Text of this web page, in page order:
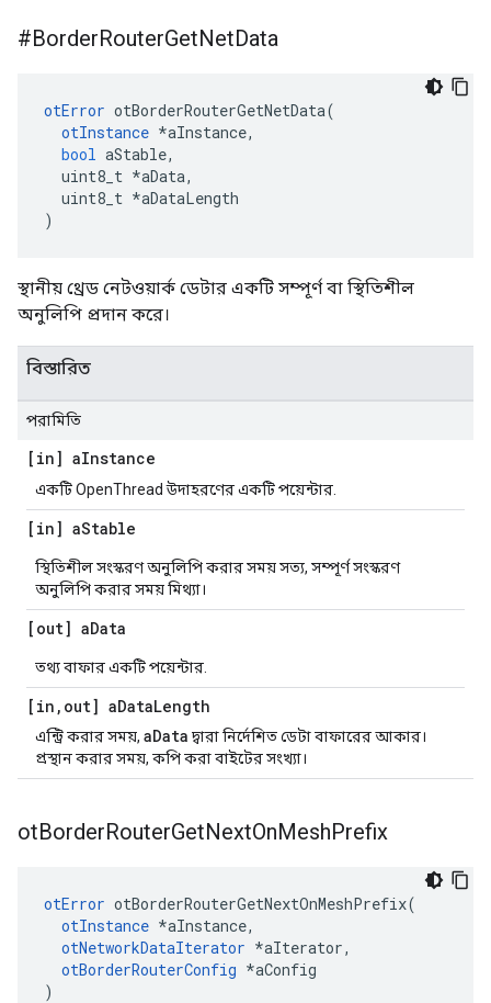
#BorderRouterGetNetData
otError otBorderRouterGetNetData(
otInstance *aInstance,
bool aStable,
uint8_t *aData,
uint8_t *aDataLength
)
স্থানীয় থ্রেড নেটওয়ার্ক ডেটার একটি সম্পূর্ণ বা স্থিতিশীল
অনুলিপি প্রদান করে।
বিস্তারিত
পরামিতি
[in] aInstance
একটি OpenThread উদাহরণের একটি পয়েন্টার.
[in] aStable
স্থিতিশীল সংস্করণ অনুলিপি করার সময় সত্য, সম্পূর্ণ সংস্করণ
অনুলিপি করার সময় মিথ্যা।
[out] aData
তথ্য বাফার একটি পয়েন্টার.
[in , out] aDataLength
এন্ট্রি করার সময়, aData দ্বারা নির্দেশিত ডেটা বাফারের আকার।
প্রস্থান করার সময়, কপি করা বাইটের সংখ্যা।
otBorderRouterGetNextOnMeshPrefix
otError otBorderRouterGetNextOnMeshPrefix(
otInstance *aInstance,
otNetworkDataIterator *aIterator,
otBorderRouterConfig *aConfig
)